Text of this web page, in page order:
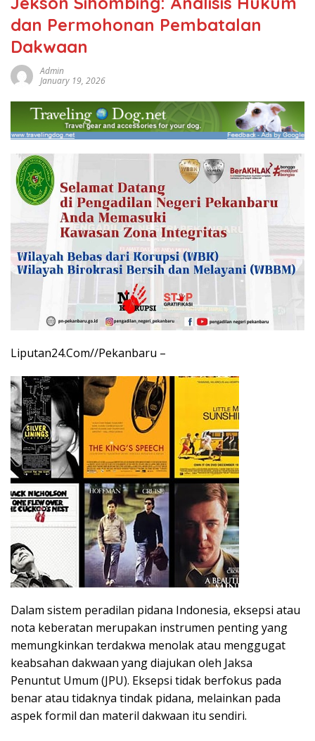
dan Permohonan Pembatalan
Dakwaan
Admin
January 19, 2026
Liputan24.Com//Pekanbaru –
Dalam sistem peradilan pidana Indonesia, eksepsi atau
nota keberatan merupakan instrumen penting yang
memungkinkan terdakwa menolak atau menggugat
keabsahan dakwaan yang diajukan oleh Jaksa
Penuntut Umum (JPU). Eksepsi tidak berfokus pada
benar atau tidaknya tindak pidana, melainkan pada
aspek formil dan materil dakwaan itu sendiri.